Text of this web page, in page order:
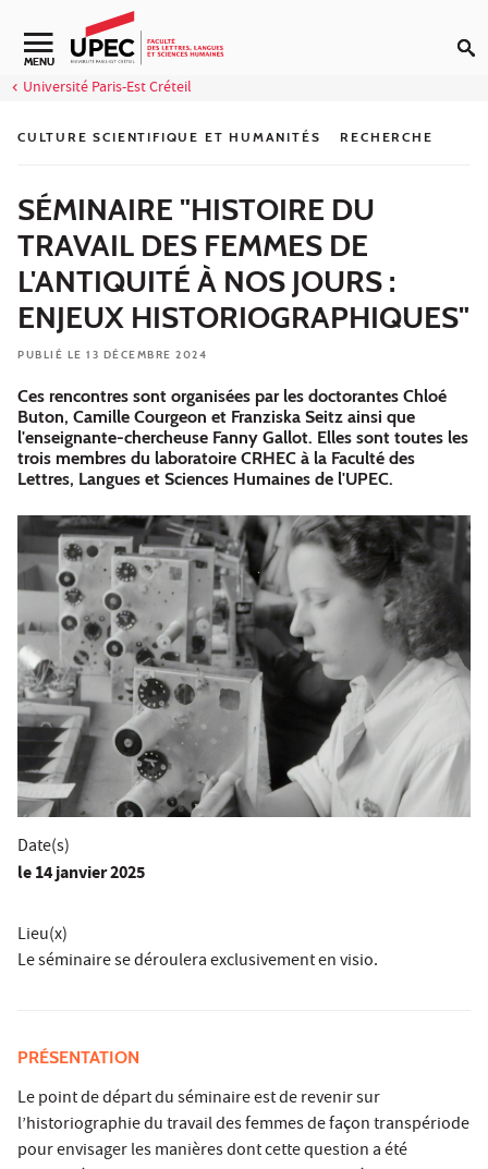
Aller au contenu
Navigation secondaire
MENU
Université Paris-Est Créteil
CULTURE SCIENTIFIQUE ET HUMANITÉS RECHERCHE
SÉMINAIRE "HISTOIRE DU
TRAVAIL DES FEMMES DE
L'ANTIQUITÉ À NOS JOURS :
ENJEUX HISTORIOGRAPHIQUES"
PUBLIÉ LE 13 DÉCEMBRE 2024
Ces rencontres sont organisées par les doctorantes Chloé
Buton, Camille Courgeon et Franziska Seitz ainsi que
l'enseignante-chercheuse Fanny Gallot. Elles sont toutes les
trois membres du laboratoire CRHEC à la Faculté des
Lettres, Langues et Sciences Humaines de l'UPEC.
Date(s)
le14 janvier 2025
Lieu(x)
Le séminaire se déroulera exclusivement en visio.
PRÉSENTATION
Le point de départ du séminaire est de revenir sur
l’historiographie du travail des femmes de façon transpériode
pour envisager les manières dont cette question a été